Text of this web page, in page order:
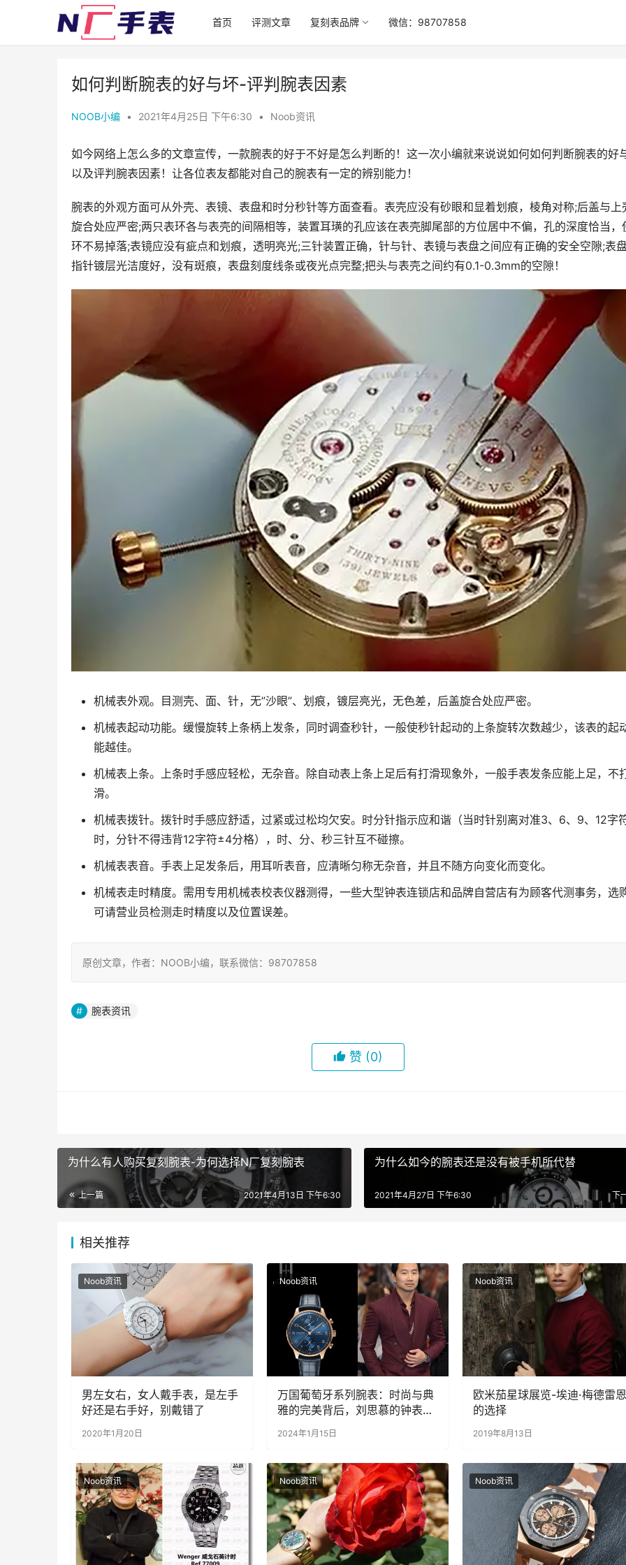
首页 评测文章 复刻表品牌 微信：98707858
如何判断腕表的好与坏-评判腕表因素
NOOB小编 • 2021年4月25日 下午6:30 • Noob资讯
如今网络上怎么多的文章宣传，一款腕表的好于不好是怎么判断的！这一次小编就来说说如何如何判断腕表的好
以及评判腕表因素！让各位表友都能对自己的腕表有一定的辨别能力！
腕表的外观方面可从外壳、表镜、表盘和时分秒针等方面查看。表壳应没有砂眼和显着划痕，棱角对称;后盖与上
旋合处应严密;两只表环各与表壳的间隔相等，装置耳璜的孔应该在表壳脚尾部的方位居中不偏，孔的深度恰当，
环不易掉落;表镜应没有疵点和划痕，透明亮光;三针装置正确，针与针、表镜与表盘之间应有正确的安全空隙;表
指针镀层光洁度好，没有斑痕，表盘刻度线条或夜光点完整;把头与表壳之间约有0.1-0.3mm的空隙！
机械表外观。目测壳、面、针，无”沙眼”、划痕，镀层亮光，无色差，后盖旋合处应严密。
机械表起动功能。缓慢旋转上条柄上发条，同时调查秒针，一般使秒针起动的上条旋转次数越少，该表的起
能越佳。
机械表上条。上条时手感应轻松，无杂音。除自动表上条上足后有打滑现象外，一般手表发条应能上足，不
滑。
机械表拨针。拨针时手感应舒适，过紧或过松均欠安。时分针指示应和谐（当时针别离对准3、6、9、12字
时，分针不得违背12字符±4分格），时、分、秒三针互不碰擦。
机械表表音。手表上足发条后，用耳听表音，应清晰匀称无杂音，并且不随方向变化而变化。
机械表走时精度。需用专用机械表校表仪器测得，一些大型钟表连锁店和品牌自营店有为顾客代测事务，选
可请营业员检测走时精度以及位置误差。
原创文章，作者：NOOB小编，联系微信：98707858
腕表资讯
赞 (0)
为什么有人购买复刻腕表-为何选择N厂复刻腕表
上一篇 2021年4月13日 下午6:30
为什么如今的腕表还是没有被手机所代替
下
2021年4月27日 下午6:30
相关推荐
Noob资讯
男左女右，女人戴手表，是左手
好还是右手好，别戴错了
2020年1月20日
Noob资讯
万国葡萄牙系列腕表：时尚与典
雅的完美背后，刘思慕的钟表之
2024年1月15日
Noob资讯
欧米茄星球展览-埃迪·梅德雷恩
的选择
2019年8月13日
Noob资讯 Noob资讯 Noob资讯